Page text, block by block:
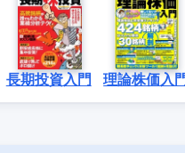
長期投資入門 理論株価入